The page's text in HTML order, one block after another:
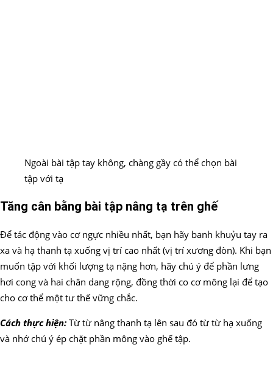
Ngoài bài tập tay không, chàng gầy có thể chọn bài
tập với tạ
Tăng cân bằng bài tập nâng tạ trên ghế
Để tác động vào cơ ngực nhiều nhất, bạn hãy banh khuỷu tay ra
xa và hạ thanh tạ xuống vị trí cao nhất (vị trí xương đòn). Khi bạn
muốn tập với khối lượng tạ nặng hơn, hãy chú ý để phần lưng
hơi cong và hai chân dang rộng, đồng thời co cơ mông lại để tạo
cho cơ thể một tư thế vững chắc.
Cách thực hiện: Từ từ nâng thanh tạ lên sau đó từ từ hạ xuống
và nhớ chú ý ép chặt phần mông vào ghế tập.